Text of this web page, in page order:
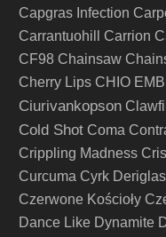
Capgras Infection
Carrantuohill
Carrion
CF98 Chainsaw
Cherry Lips CHIO EMB
Ciurivankopson
Cold Shot Coma
Crippling Madness
Curcuma Cyrk
Czerwone Kościoły
Dance Like Dynamite